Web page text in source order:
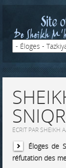
ÉCRIT PAR SHEIKH
Éloges de
réfutation des